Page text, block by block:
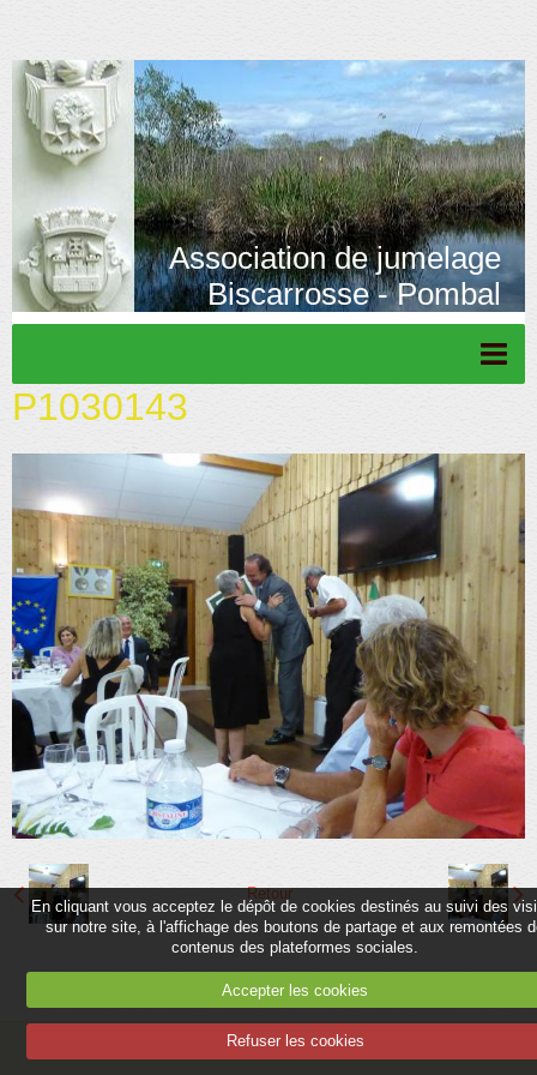
Association de jumelage
Biscarrosse - Pombal
Page d'accueil
Actu/News
Rétrospective
Partenaires
Association
Contact
Album
Adhérer
P1030143
Retour
Mentions légales
En cliquant vous acceptez le dépôt de cookies destinés au suivi des
sur notre site, à l'affichage des boutons de partage et aux remontées
contenus des plateformes sociales.
Accepter les cookies
Refuser les cookies